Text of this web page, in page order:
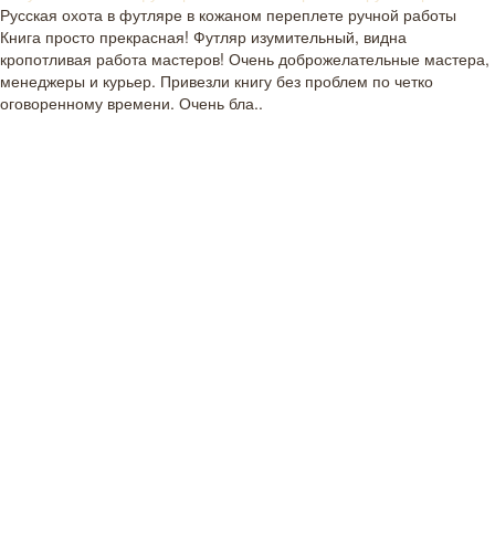
Русская охота в футляре в кожаном переплете ручной работы
Книга просто прекрасная! Футляр изумительный, видна
кропотливая работа мастеров! Очень доброжелательные мастера,
менеджеры и курьер. Привезли книгу без проблем по четко
оговоренному времени. Очень бла..